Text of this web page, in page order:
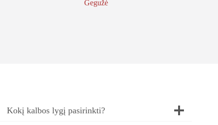
Gegužė
Kokį kalbos lygį pasirinkti?